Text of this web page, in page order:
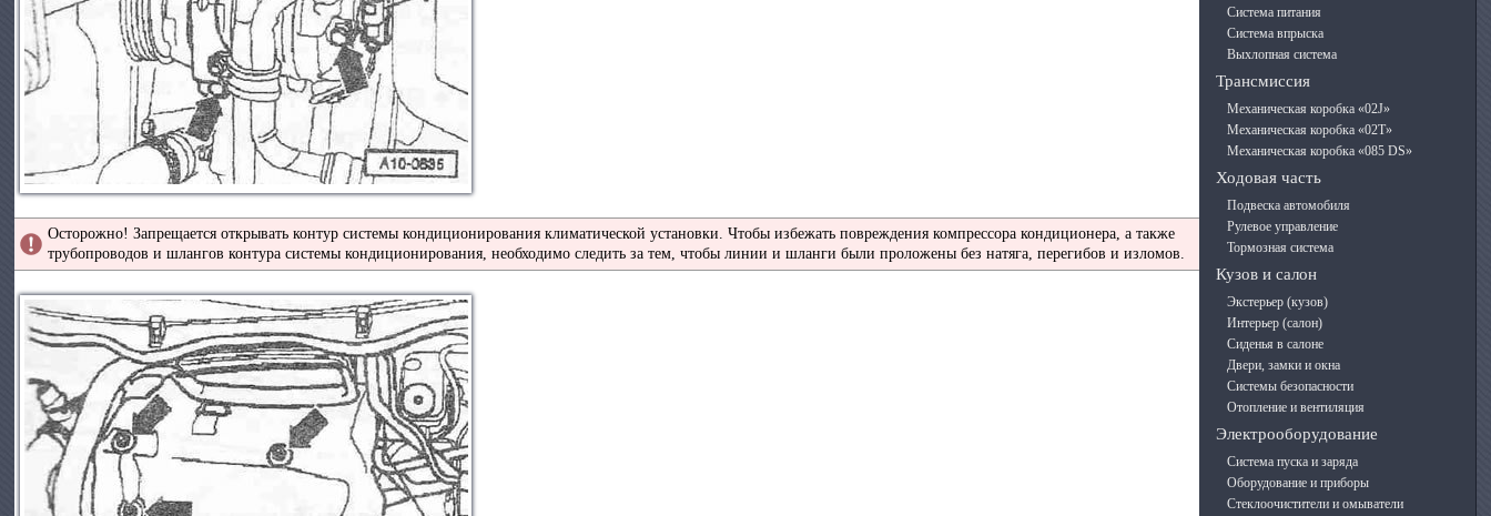
Осторожно! Запрещается открывать контур системы кондиционирования климатической установки. Чтобы избежать повреждения компрессора кондиционера, а также
трубопроводов и шлангов контура системы кондиционирования, необходимо следить за тем, чтобы линии и шланги были проложены без натяга, перегибов и изломов.
Система питания
Система впрыска
Выхлопная система
Трансмиссия
Механическая коробка «02J»
Механическая коробка «02T»
Механическая коробка «085 DS»
Ходовая часть
Подвеска автомобиля
Рулевое управление
Тормозная система
Кузов и салон
Экстерьер (кузов)
Интерьер (салон)
Сиденья в салоне
Двери, замки и окна
Системы безопасности
Отопление и вентиляция
Электрооборудование
Система пуска и заряда
Оборудование и приборы
Стеклоочистители и омыватели